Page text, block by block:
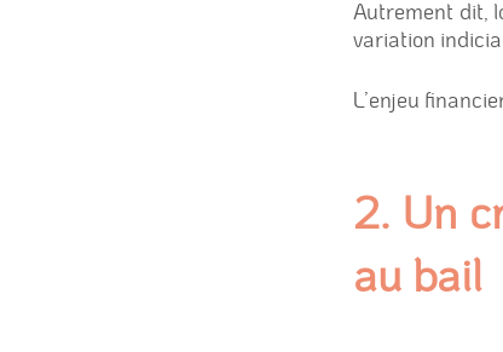
Autrement dit,
variation
L’enjeu
2. Un
au bail